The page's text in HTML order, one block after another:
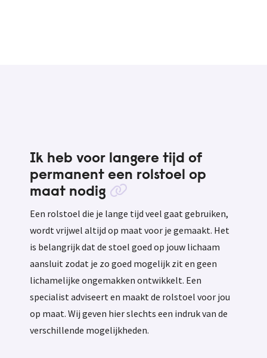
Ik heb voor langere tijd of
permanent een rolstoel op
maat nodig
Een rolstoel die je lange tijd veel gaat gebruiken,
wordt vrijwel altijd op maat voor je gemaakt. Het
is belangrijk dat de stoel goed op jouw lichaam
aansluit zodat je zo goed mogelijk zit en geen
lichamelijke ongemakken ontwikkelt. Een
specialist adviseert en maakt de rolstoel voor jou
op maat. Wij geven hier slechts een indruk van de
verschillende mogelijkheden.